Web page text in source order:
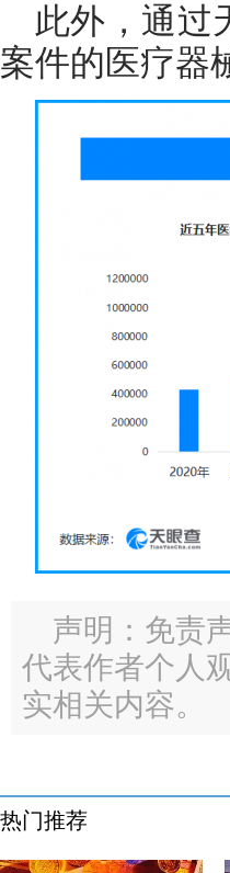
此外，通过
案件的医疗器
声明：免责
代表作者个人
实相关内容。
热门推荐